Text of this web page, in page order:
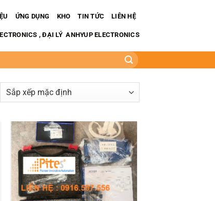
ỨNG DỤNG KHO TIN TỨC LIÊN HỆ
, ĐẠI LÝ ANHYUP ELECTRONICS